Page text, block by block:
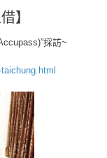
】
採訪~